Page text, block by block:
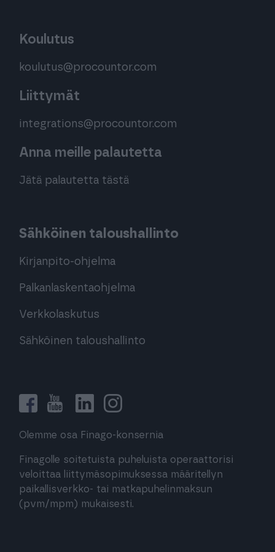
Koulutus
koulutus@procountor.com
Liittymät
integrations@procountor.com
Anna meille palautetta
Jätä palautetta tästä
Sähköinen taloushallinto
Kirjanpito-ohjelma
Palkanlaskentaohjelma
Verkkolaskutus
Sähköinen taloushallinto
Olemme osa Finago-konsernia
Finagolle soitetuista puheluista operaattorisi
veloittaa liittymäsopimuksessa määritellyn
paikallisverkko- tai matkapuhelinmaksun
(pvm/mpm) mukaisesti.